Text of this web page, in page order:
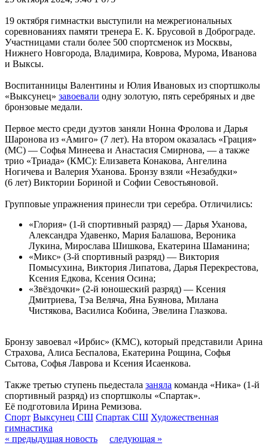
19 октября гимнастки выступили на межрегиональных
соревнованиях памяти тренера Е. К. Брусовой в Доброграде.
Участницами стали более 500 спортсменок из Москвы,
Нижнего Новгорода, Владимира, Коврова, Мурома, Иванова
и Выксы.
Воспитанницы Валентины и Юлия Ивановых из спортшколы
«Выксунец» завоевали одну золотую, пять серебряных и две
бронзовые медали.
Первое место среди дуэтов заняли Нонна Фролова и Дарья
Шаронова из «Амиго» (7 лет). На втором оказалась «Грация»
(МС) — Софья Минеева и Анастасия Смирнова, — а также
трио «Триада» (КМС): Елизавета Конакова, Ангелина
Ногичева и Валерия Уханова. Бронзу взяли «Незабудки»
(6 лет) Виктории Бориной и Софии Севостьяновой.
Групповые упражнения принесли три серебра. Отличились:
«Глория» (1-й спортивный разряд) — Дарья Уханова,
Александра Удавенко, Мария Балашова, Вероника
Лукина, Мирослава Шишкова, Екатерина Шаманина;
«Микс» (3-й спортивный разряд) — Виктория
Помысухина, Виктория Липатова, Дарья Перекрестова,
Ксения Едкова, Ксения Осина;
«Звёздочки» (2-й юношеский разряд) — Ксения
Дмитриева, Тэа Веляча, Яна Буянова, Милана
Чистякова, Василиса Кобина, Эвелина Глазкова.
Бронзу завоевал «Ирбис» (КМС), который представили Арина
Страхова, Алиса Беспалова, Екатерина Рощина, Софья
Сытова, Софья Лаврова и Ксения Исаенкова.
Также третью ступень пьедестала заняла команда «Ника» (1-й
спортивный разряд) из спортшколы «Спартак».
Её подготовила Ирина Ремизова.
Спорт Выксунец СШ Спартак СШ Художественная
гимнастика
« предыдущая новость
следующая »